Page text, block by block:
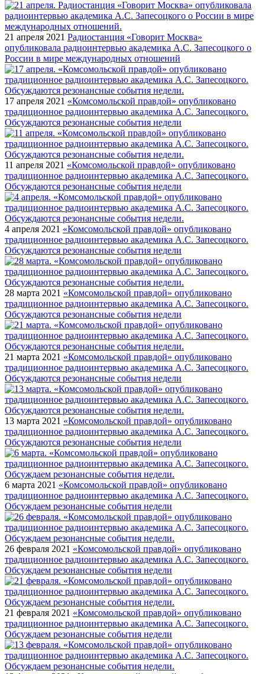
21 апреля 2021 Радиостанция «Говорит Москва»
опубликовала радиоинтервью академика А.С. Запесоцкого о
России в мире международных отношений
17 апреля 2021 «Комсомольской правдой» опубликовано
традиционное радиоинтервью академика А.С. Запесоцкого.
Обсуждаются резонансные события недели
11 апреля 2021 «Комсомольской правдой» опубликовано
традиционное радиоинтервью академика А.С. Запесоцкого.
Обсуждаются резонансные события недели
4 апреля 2021 «Комсомольской правдой» опубликовано
традиционное радиоинтервью академика А.С. Запесоцкого.
Обсуждаются резонансные события недели
28 марта 2021 «Комсомольской правдой» опубликовано
традиционное радиоинтервью академика А.С. Запесоцкого.
Обсуждаются резонансные события недели
21 марта 2021 «Комсомольской правдой» опубликовано
традиционное радиоинтервью академика А.С. Запесоцкого.
Обсуждаются резонансные события недели
13 марта 2021 «Комсомольской правдой» опубликовано
традиционное радиоинтервью академика А.С. Запесоцкого.
Обсуждаются резонансные события недели
6 марта 2021 «Комсомольской правдой» опубликовано
традиционное радиоинтервью академика А.С. Запесоцкого.
Обсуждаем резонансные события недели
26 февраля 2021 «Комсомольской правдой» опубликовано
традиционное радиоинтервью академика А.С. Запесоцкого.
Обсуждаем резонансные события недели
21 февраля 2021 «Комсомольской правдой» опубликовано
традиционное радиоинтервью академика А.С. Запесоцкого.
Обсуждаем резонансные события недели